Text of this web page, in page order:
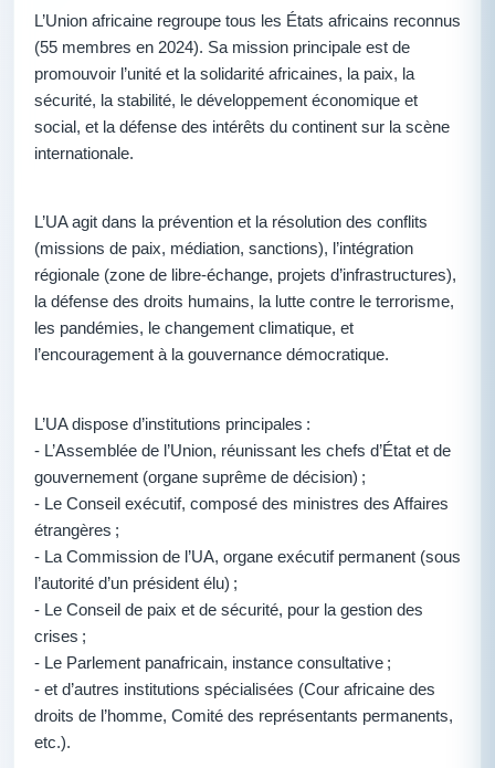
L’Union africaine regroupe tous les États africains reconnus
(55 membres en 2024). Sa mission principale est de
promouvoir l’unité et la solidarité africaines, la paix, la
sécurité, la stabilité, le développement économique et
social, et la défense des intérêts du continent sur la scène
internationale.
L’UA agit dans la prévention et la résolution des conflits
(missions de paix, médiation, sanctions), l’intégration
régionale (zone de libre-échange, projets d’infrastructures),
la défense des droits humains, la lutte contre le terrorisme,
les pandémies, le changement climatique, et
l’encouragement à la gouvernance démocratique.
L’UA dispose d’institutions principales :
- L’Assemblée de l’Union, réunissant les chefs d’État et de
gouvernement (organe suprême de décision) ;
- Le Conseil exécutif, composé des ministres des Affaires
étrangères ;
- La Commission de l’UA, organe exécutif permanent (sous
l’autorité d’un président élu) ;
- Le Conseil de paix et de sécurité, pour la gestion des
crises ;
- Le Parlement panafricain, instance consultative ;
- et d’autres institutions spécialisées (Cour africaine des
droits de l’homme, Comité des représentants permanents,
etc.).